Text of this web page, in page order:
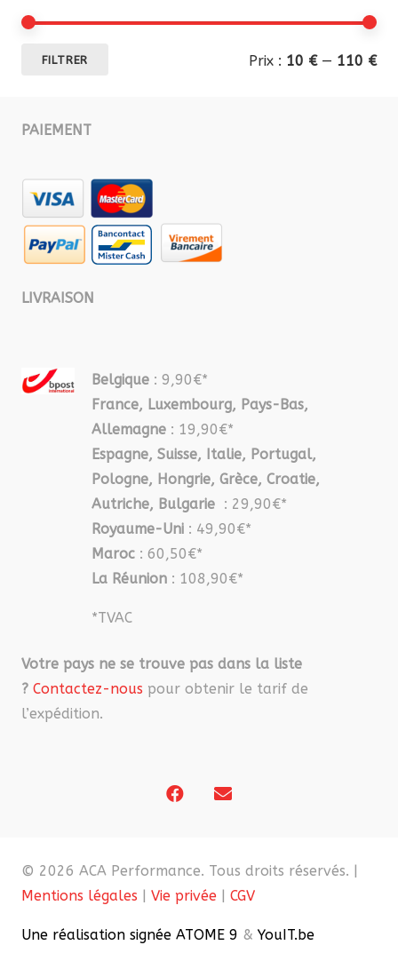
FILTRER Prix : 10 €— 110 €
PAIEMENT
LIVRAISON
Belgique : 9,90€*
France, Luxembourg, Pays-Bas,
Allemagne : 19,90€*
Espagne, Suisse, Italie, Portugal,
Pologne, Hongrie, Grèce, Croatie,
Autriche, Bulgarie : 29,90€*
Royaume-Uni : 49,90€*
Maroc : 60,50€*
La Réunion : 108,90€*
*TVAC
Votre pays ne se trouve pas dans la liste
? Contactez-nous pour obtenir le tarif de
l’expédition.
© 2026 ACA Performance. Tous droits réservés. |
Mentions légales | Vie privée | CGV
Une réalisation signée ATOME 9 & YouIT.be